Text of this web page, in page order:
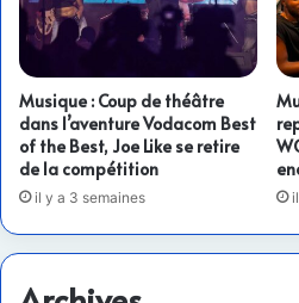
Musique : Coup de théâtre
dans l’aventure Vodacom Best
of the Best, Joe Like se retire
de la compétition
il y a 3 semaines